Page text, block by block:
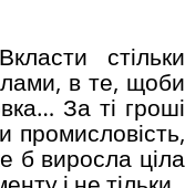
стільки
в те, щоби
За ті гроші
б виросла ціла